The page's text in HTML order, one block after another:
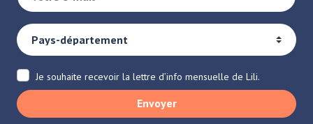
Je souhaite recevoir la lettre d’info mensuelle de Lili.
Envoyer